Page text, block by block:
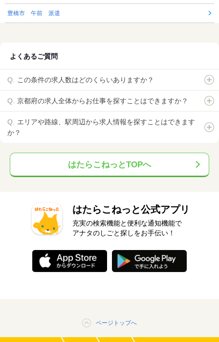
豊橋市 午前 派遣
よくあるご質問
この条件の求人数はどのくらいありますか？
京都府の求人全体からお仕事を探すことはできますか？
エリアや路線、駅周辺から求人情報を探すことはできます
か？
はたらこねっとTOPへ
はたらこねっと公式アプリ
充実の検索機能と便利な通知機能で
アナタのしごと探しをお手伝い！
ページトップへ